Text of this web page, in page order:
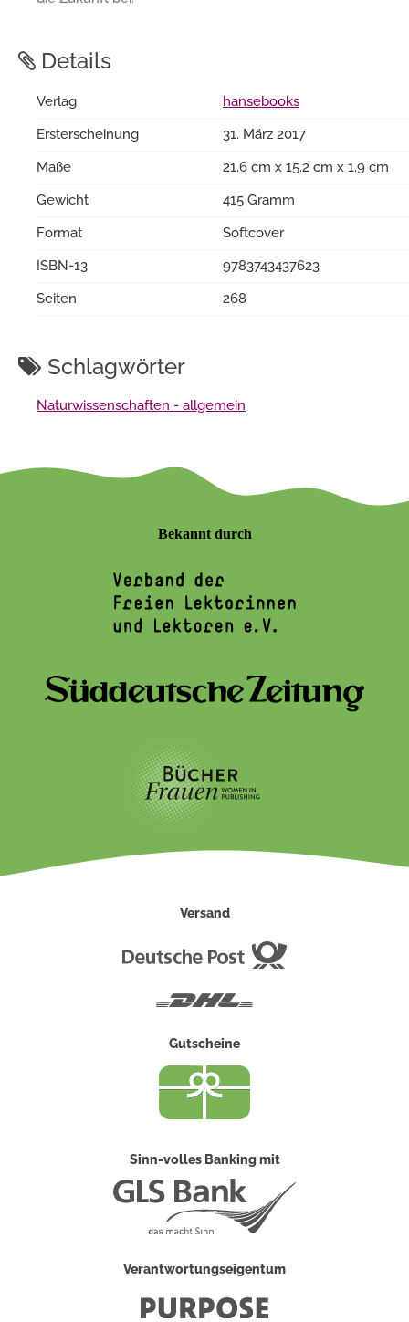
Details
Verlag
hansebooks
Ersterscheinung
31. März 2017
Maße
21.6 cm x 15.2 cm x 1.9 cm
Gewicht
415 Gramm
Format
Softcover
ISBN-13
9783743437623
Seiten
268
Schlagwörter
Naturwissenschaften - allgemein
Bekannt durch
Versand
Gutscheine
Sinn-volles Banking mit
Verantwortungseigentum